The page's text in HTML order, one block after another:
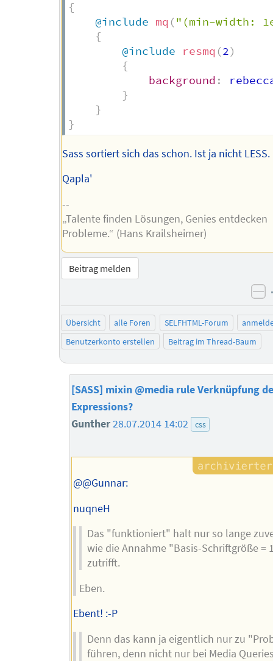
{
@include mq ("(min-width:
{
@include
resmq (2)
{
background :
}
}
}
Sass sortiert sich das schon. Ist ja nicht LESS.
Qapla'
--
„Talente finden Lösungen, Genies entdecken
Probleme.“ (Hans Krailsheimer)
Beitrag melden
Übersicht alle Foren SELFHTML-Forum
Benutzerkonto erstellen
Beitrag im Thread-Baum
[SASS] mixin @media rule Verknüpfung
Expressions?
Gunther28.07.2014 14:02 css
@@Gunnar:
nuqneH
Das "funktioniert" halt nur so lange
wie die Annahme "Basis-Schriftgröße =
zutrifft.
Eben.
Ebent! :-P
Denn das kann ja eigentlich nur zu
führen, denn nicht nur bei Media